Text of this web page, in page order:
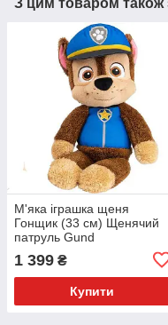
З цим товаром
М'яка іграшка щеня
Гонщик (33 см) Щенячий
патруль Gund
1 399 ₴
Купити